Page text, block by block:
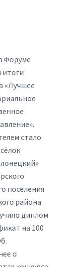
Форуме
итоги
«Лучшее
стало
поселения
района.
диплом
на 100
о